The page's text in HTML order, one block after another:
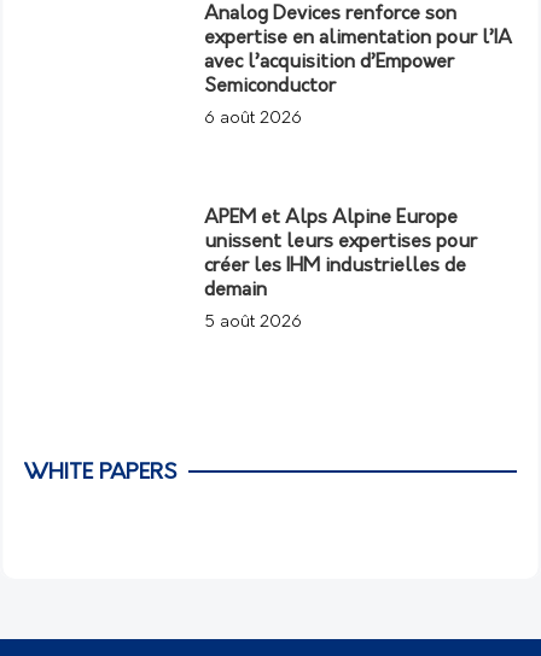
Analog Devices renforce son
expertise en alimentation pour l’IA
avec l’acquisition d’Empower
Semiconductor
6 août 2026
APEM et Alps Alpine Europe
unissent leurs expertises pour
créer les IHM industrielles de
demain
5 août 2026
WHITE PAPERS